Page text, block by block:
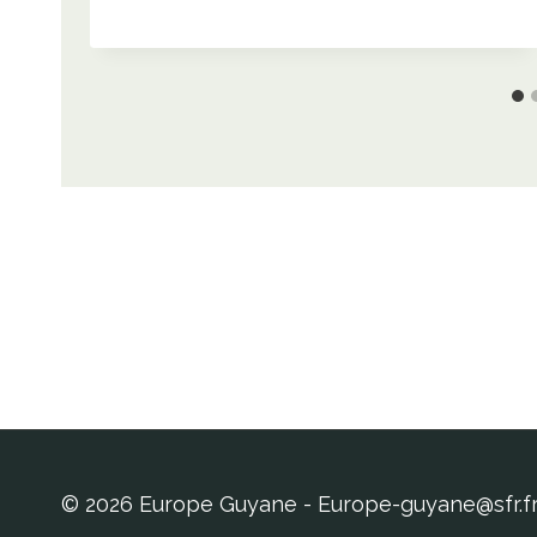
© 2026 Europe Guyane - Europe-